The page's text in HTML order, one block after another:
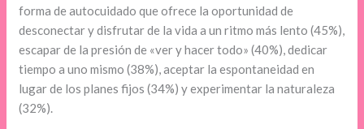
forma de autocuidado que ofrece la oportunidad de
desconectar y disfrutar de la vida a un ritmo más lento (45%),
escapar de la presión de «ver y hacer todo» (40%), dedicar
tiempo a uno mismo (38%), aceptar la espontaneidad en
lugar de los planes fijos (34%) y experimentar la naturaleza
(32%).